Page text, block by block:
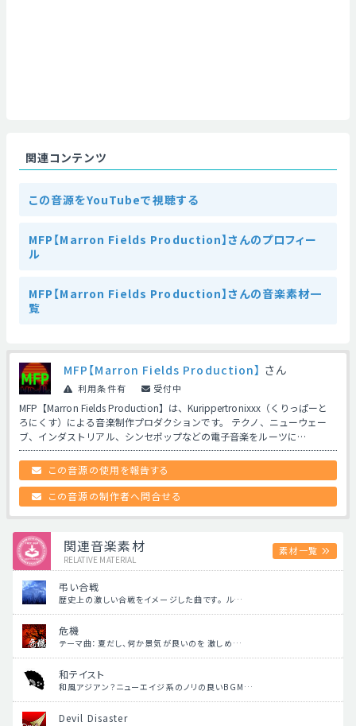
関連コンテンツ
この音源をYouTubeで視聴する
MFP【Marron Fields Production】さんのプロフィー
ル
MFP【Marron Fields Production】さんの音楽素材一
覧
MFP【Marron Fields Production】 さん
利用条件有 受付中
MFP【Marron Fields Production】は、Kurippertronixxx（くりっぱーと
ろにくす）による音楽制作プロダクションです。 テクノ、ニューウェー
ブ、インダストリアル、シンセポップなどの電子音楽をルーツに…
この音源の使用を報告する
この音源の制作者へ問合せる
関連音楽素材
RELATIVE MATERIAL
素材一覧
弔い合戦
歴史上の激しい合戦をイメージした曲です。 ル…
危機
テーマ曲：夏だし、何か景気が良いのを 激しめ…
和テイスト
和風アジアン？ニューエイジ系のノリの良いBGM…
Devil Disaster